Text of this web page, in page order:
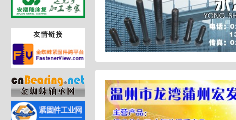
友情链接